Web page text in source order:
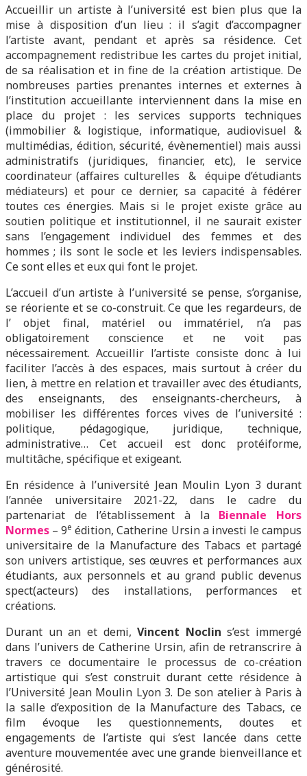
Accueillir un artiste à l’université est bien plus que la
mise à disposition d’un lieu : il s’agit d’accompagner
l’artiste avant, pendant et après sa résidence. Cet
accompagnement redistribue les cartes du projet initial,
de sa réalisation et in fine de la création artistique. De
nombreuses parties prenantes internes et externes à
l’institution accueillante interviennent dans la mise en
place du projet : les services supports techniques
(immobilier & logistique, informatique, audiovisuel &
multimédias, édition, sécurité, évènementiel) mais aussi
administratifs (juridiques, financier, etc), le service
coordinateur (affaires culturelles & équipe d’étudiants
médiateurs) et pour ce dernier, sa capacité à fédérer
toutes ces énergies. Mais si le projet existe grâce au
soutien politique et institutionnel, il ne saurait exister
sans l’engagement individuel des femmes et des
hommes ; ils sont le socle et les leviers indispensables.
Ce sont elles et eux qui font le projet.
L’accueil d’un artiste à l’université se pense, s’organise,
se réoriente et se co-construit. Ce que les regardeurs, de
l’ objet final, matériel ou immatériel, n’a pas
obligatoirement conscience et ne voit pas
nécessairement. Accueillir l’artiste consiste donc à lui
faciliter l’accès à des espaces, mais surtout à créer du
lien, à mettre en relation et travailler avec des étudiants,
des enseignants, des enseignants-chercheurs, à
mobiliser les différentes forces vives de l’université :
politique, pédagogique, juridique, technique,
administrative… Cet accueil est donc protéiforme,
multitâche, spécifique et exigeant.
En résidence à l’université Jean Moulin Lyon 3 durant
l’année universitaire 2021-22, dans le cadre du
partenariat de l’établissement à la Biennale Hors
Normes – 9e édition, Catherine Ursin a investi le campus
universitaire de la Manufacture des Tabacs et partagé
son univers artistique, ses œuvres et performances aux
étudiants, aux personnels et au grand public devenus
spect(acteurs) des installations, performances et
créations.
Durant un an et demi,Vincent Noclin s’est immergé
dans l’univers de Catherine Ursin, afin de retranscrire à
travers ce documentaire le processus de co-création
artistique qui s’est construit durant cette résidence à
l’Université Jean Moulin Lyon 3. De son atelier à Paris à
la salle d’exposition de la Manufacture des Tabacs, ce
film évoque les questionnements, doutes et
engagements de l’artiste qui s’est lancée dans cette
aventure mouvementée avec une grande bienveillance et
générosité.